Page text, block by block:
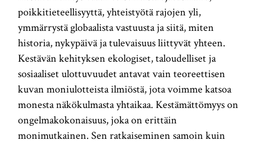
poikkitieteellisyyttä, yhteistyötä rajojen yli,
ymmärrystä globaalista vastuusta ja siitä, miten
historia, nykypäivä ja tulevaisuus liittyvät yhteen.
Kestävän kehityksen ekologiset, taloudelliset ja
sosiaaliset ulottuvuudet antavat vain teoreettisen
kuvan moniulotteista ilmiöstä, jota voimme katsoa
monesta näkökulmasta yhtaikaa. Kestämättömyys on
ongelmakokonaisuus, joka on erittäin
monimutkainen. Sen ratkaiseminen samoin kuin